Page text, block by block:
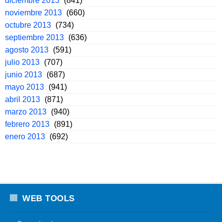
noviembre 2013 (660)
octubre 2013 (734)
septiembre 2013 (636)
agosto 2013 (591)
julio 2013 (707)
junio 2013 (687)
mayo 2013 (941)
abril 2013 (871)
marzo 2013 (940)
febrero 2013 (891)
enero 2013 (692)
WEB TOOLS